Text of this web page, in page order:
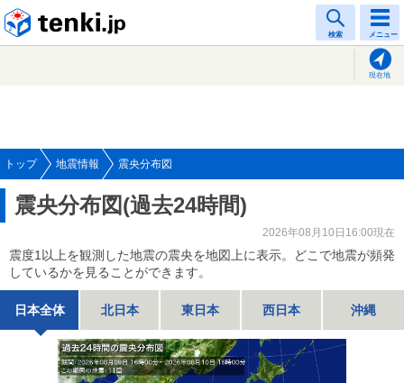
検索 メニュー
現在地
トップ 地震情報 震央分布図
震央分布図(過去24時間)
2026年08月10日16:00現在
震度1以上を観測した地震の震央を地図上に表示。どこで地震が頻発
しているかを見ることができます。
日本全体 北日本 東日本 西日本 沖縄